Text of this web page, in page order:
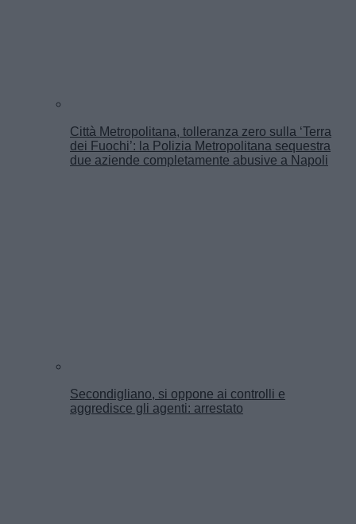
Città Metropolitana, tolleranza zero sulla ‘Terra
dei Fuochi’: la Polizia Metropolitana sequestra
due aziende completamente abusive a Napoli
Secondigliano, si oppone ai controlli e
aggredisce gli agenti: arrestato